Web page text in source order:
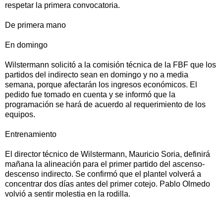
respetar la primera convocatoria.
De primera mano
En domingo
Wilstermann solicitó a la comisión técnica de la FBF que los
partidos del indirecto sean en domingo y no a media
semana, porque afectarán los ingresos económicos. El
pedido fue tomado en cuenta y se informó que la
programación se hará de acuerdo al requerimiento de los
equipos.
Entrenamiento
El director técnico de Wilstermann, Mauricio Soria, definirá
mañana la alineación para el primer partido del ascenso-
descenso indirecto. Se confirmó que el plantel volverá a
concentrar dos días antes del primer cotejo. Pablo Olmedo
volvió a sentir molestia en la rodilla.